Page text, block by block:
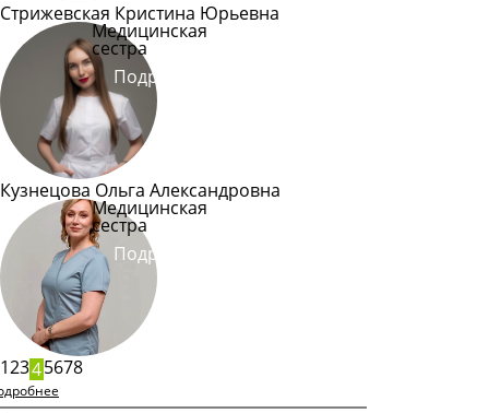
Стрижевская Кристина Юрьевна
Медицинская
сестра
Подробнее
Кузнецова Ольга Александровна
Медицинская
сестра
Подробнее
12345678